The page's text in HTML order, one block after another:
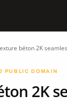
béton 2K
PUBLIC DOMAIN
2K